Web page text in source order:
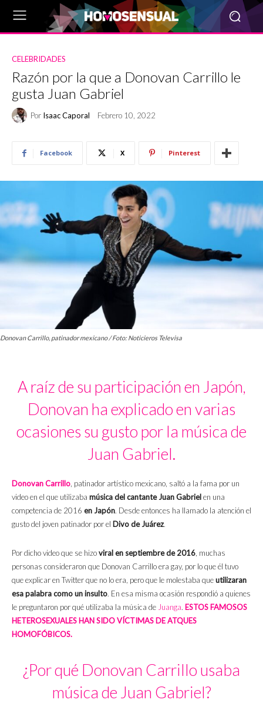
CELEBRIDADES
Razón por la que a Donovan Carrillo le
gusta Juan Gabriel
Por Isaac Caporal Febrero 10, 2022
Facebook X Pinterest
Donovan Carrillo, patinador mexicano / Foto: Noticieros Televisa
A raíz de su participación en Japón,
Donovan ha explicado en varias
ocasiones su gusto por la música de
Juan Gabriel.
Donovan Carrillo, patinador artístico mexicano, saltó a la fama por un
video en el que utilizaba música del cantante Juan Gabrielen una
competencia de 2016 en Japón. Desde entonces ha llamado la atención el
gusto del joven patinador por el Divo de Juárez.
Por dicho video que se hizoviral en septiembre de 2016, muchas
personas consideraron que Donovan Carrillo era gay, por lo que él tuvo
que explicar en Twitter que no lo era, pero que le molestaba queutilizaran
esa palabra como un insulto. En esa misma ocasión respondió a quienes
le preguntaron por qué utilizaba la música de Juanga. ESTOS FAMOSOS
HETEROSEXUALES HAN SIDO VÍCTIMAS DE ATQUES
HOMOFÓBICOS.
¿Por qué Donovan Carrillo usaba
música de Juan Gabriel?